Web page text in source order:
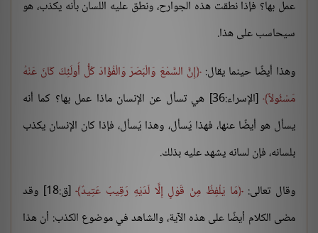
عمل بها؟ فإذا نطقت هذه الجوارح، ونطق عليه اللسان بأنه يكذب، هو
سيحاسب على هذا.
وهذا أيضًا حينما يقال: إِنَّ السَّمْعَ وَالْبَصَرَ وَالْفُؤَادَ كُلُّ أُولَئِكَ كَانَ عَنْهُ
مَسْئُولاً
[الإسراء:36] هي تسأل عن الإنسان ماذا عمل بها؟ كما أنه
يسأل هو أيضًا عنها، فهذا يُسأل، وهذا يُسأل، فإذا كان الإنسان يكذب
بلسانه، فإن لسانه يشهد عليه بذلك.
وقال تعالى: مَا يَلْفِظُ مِنْ قَوْلٍ إِلَّا لَدَيْهِ رَقِيبٌ عَتِيدٌ
[ق:18] وقد
مضى الكلام أيضًا على هذه الآية، والشاهد في موضوع الكذب: أن هذا